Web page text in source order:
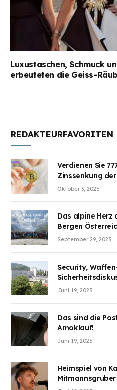
Luxustaschen, Schmuck
erbeuteten die Geiss-
REDAKTEURFAVORITEN
Verdienen Sie
Zinssenkung
Aufmerksamkeit
Oktober 3, 2025
Das alpine Herz
Bergen
Wunden des
September 29, 2025
Security,
Juni 19, 2025
Das sind die
Amoklauf!
Juni 19, 2025
Heimspiel von
Mitmannsgruber